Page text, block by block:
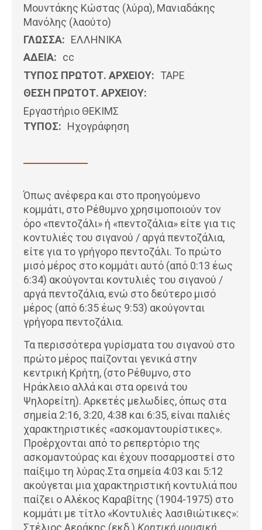
Μουντάκης Κώστας (λύρα), Μανιαδάκης
Μανόλης (λαούτο)
ΓΛΩΣΣΑ: ΕΛΛΗΝΙΚΆ
ΑΔΕΙΑ: cc
ΤΥΠΟΣ ΠΡΩΤΟΤ. ΑΡΧΕΙΟΥ: ΤΑΡΕ
ΘΕΣΗ ΠΡΩΤΟΤ. ΑΡΧΕΙΟΥ:
Εργαστήριο ΘΕΚΙΜΣ
ΤΥΠΟΣ: Ηχογράφηση
Όπως ανέφερα και στο προηγούμενο
κομμάτι, στο Ρέθυμνο χρησιμοποιούν τον
όρο «πεντοζάλι» ή «πεντοζάλια» είτε για τις
κοντυλιές του σιγανού / αργά πεντοζάλια,
είτε για το γρήγορο πεντοζάλι. Το πρώτο
μισό μέρος στο κομμάτι αυτό (από 0:13 έως
6:34) ακούγονται κοντυλιές του σιγανού /
αργά πεντοζάλια, ενώ στο δεύτερο μισό
μέρος (από 6:35 έως 9:53) ακούγονται
γρήγορα πεντοζάλια.
Τα περισσότερα γυρίσματα του σιγανού στο
πρώτο μέρος παίζονται γενικά στην
κεντρική Κρήτη, (στο Ρέθυμνο, στο
Ηράκλειο αλλά και στα ορεινά του
Ψηλορείτη). Αρκετές μελωδίες, όπως στα
σημεία 2:16, 3:20, 4:38 και 6:35, είναι παλιές
χαρακτηριστικές «ασκομαντουρίστικες».
Προέρχονται από το ρεπερτόριο της
ασκομαντούρας και έχουν ποσαρμοστεί στο
παίξιμο τη λύρας.Στα σημεία 4:03 και 5:12
ακούγεται μια χαρακτηριστική κοντυλιά που
παίζει ο Αλέκος Καραβίτης (1904-1975) στο
κομμάτι με τίτλο «Κοντυλιές λασιθιώτικες»:
Στέλιος Αεράκης (εκδ.) Κρητική μουσική